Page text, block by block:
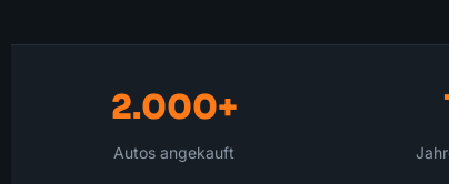
2.000+
Autos angekauft